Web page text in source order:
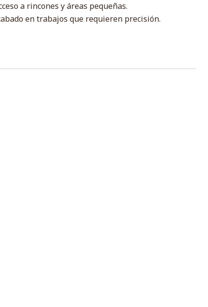
a rincones y áreas pequeñas.
en trabajos que requieren precisión.